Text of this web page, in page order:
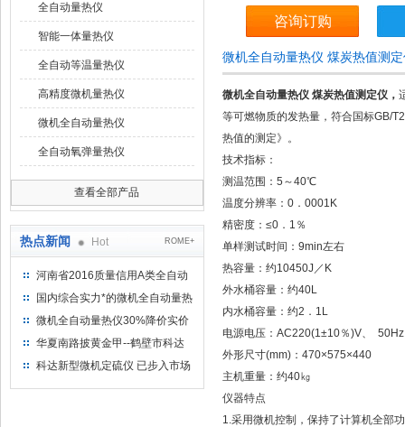
全自动量热仪
智能一体量热仪
全自动等温量热仪
高精度微机量热仪
微机全自动量热仪
全自动氧弹量热仪
查看全部产品
热点新闻 Hot ROME+
河南省2016质量信用A类全自动
量热仪
国内综合实力*的微机全自动量热
仪制造企业
微机全自动量热仪30%降价实价
出售
华夏南路披黄金甲--鹤壁市科达
仪器仪表有限公司
科达新型微机定硫仪 已步入市场
咨询订购
微机全自动量热仪 煤炭热值测
微机全自动量热仪 煤炭热值测定仪 ，
等可燃物质的发热量，符合国标GB/
热值的测定》。
技术指标：
测温范围：5～40℃
温度分辨率：0．0001K
精密度：≤0．1％
单样测试时间：9min左右
热容量：约10450J／K
外水桶容量：约40L
内水桶容量：约2．1L
电源电压：AC220(1±10％)V、 50Hz
外形尺寸(mm)：470×575×440
主机重量：约40㎏
仪器特点
1.采用微机控制，保持了计算机全部